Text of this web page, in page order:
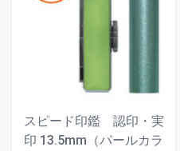
スピード印鑑 認印・実
印 13.5mm（パールカラ